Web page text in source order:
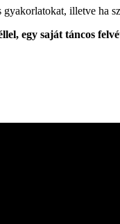
illetve ha
egy saját táncos